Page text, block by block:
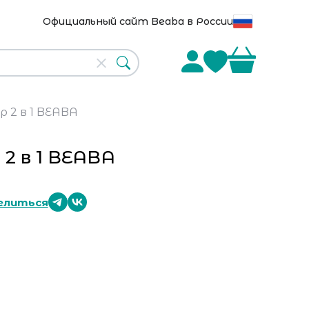
Официальный сайт Beaba в России
в 1 BEABA
в 1 BEABA